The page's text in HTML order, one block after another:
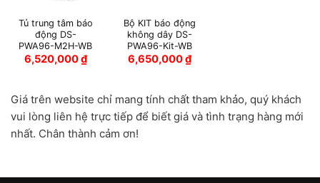
Tủ trung tâm báo
động DS-
PWA96-M2H-WB
6,520,000₫
Bộ KIT báo động
không dây DS-
PWA96-Kit-WB
6,650,000₫
Giá trên website chỉ mang tính chất tham khảo, quý khách
vui lòng liên hệ trực tiếp để biết giá và tình trạng hàng mới
nhất. Chân thành cảm ơn!